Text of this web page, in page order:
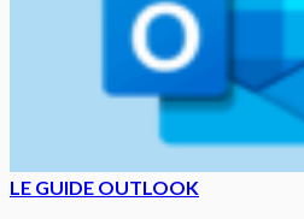
LE GUIDE OUTLOOK